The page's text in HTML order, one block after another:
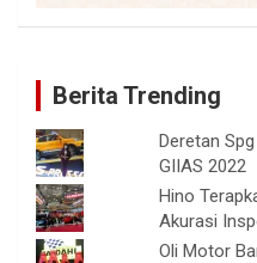
Berita Trending
Deretan
GIIAS 2022
Hino
Akurasi
Oli Motor